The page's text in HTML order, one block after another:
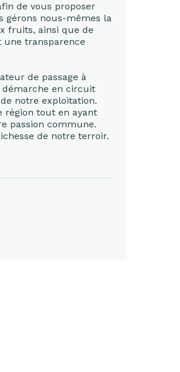
de vous proposer
gérons nous-mêmes la
fruits, ainsi que de
transparence
de passage à
démarche en circuit
notre exploitation.
région tout en ayant
passion commune.
de notre terroir.